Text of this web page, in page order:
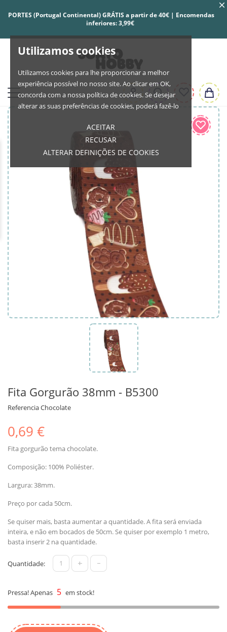
Utilizamos cookies
Utilizamos cookies para lhe proporcionar a melhor
experiência possível no nosso site. Ao clicar em OK,
concorda com a nossa política de cookies. Se desejar
alterar as suas preferências de cookies, poderá fazê-lo
ACEITAR
RECUSAR
ALTERAR DEFINIÇÕES DE COOKIES
PORTES (Portugal Continental) GRÁTIS a partir de 40€ | Encomendas
inferiores: 3,99€
Fita Gorgurão 38mm - B5300
ReferenciaChocolate
0,69 €
Fita gorgurão tema chocolate.
Composição: 100% Poliéster.
Largura: 38mm.
Preço por cada 50cm.
Se quiser mais, basta aumentar a quantidade. A fita será enviada
inteira, e não em bocados de 50cm. Se quiser por exemplo 1 metro,
basta inserir 2 na quantidade.
Quantidade: + -
Pressa! Apenas 5 em stock!